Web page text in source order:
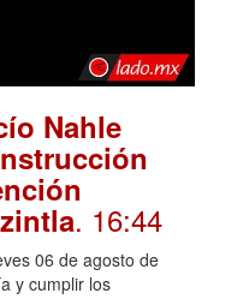
Nahle
. 16:44
06 de agosto de
y cumplir los